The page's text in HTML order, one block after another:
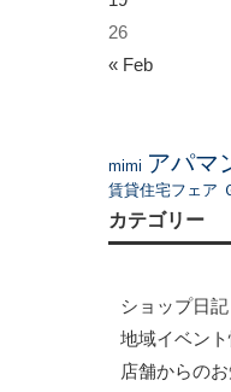
« Feb
26
mimi アパマ
賃貸住宅フェア
カテゴリー
ショップ日記
地域イベン
店舗からの